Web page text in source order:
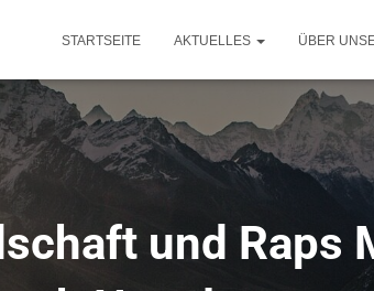
STARTSEITE AKTUELLES ÜBER
und Raps